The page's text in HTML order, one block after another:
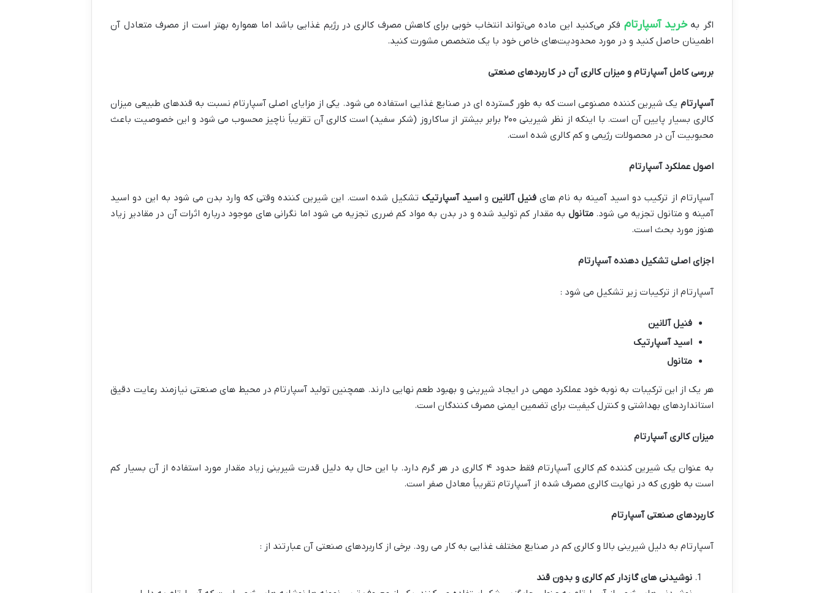
اگر بهخرید آسپارتام فکر می‌کنید این ماده می‌تواند انتخاب خوبی برای کاهش مصرف کالری در رژیم غذایی باشد اما همواره بهتر است از مصرف متعادل آن
اطمینان حاصل کنید و در مورد محدودیت‌های خاص خود با یک متخصص مشورت کنید.
بررسی کامل آسپارتام و میزان کالری آن در کاربردهای صنعتی
آسپارتام یک شیرین کننده مصنوعی است که به طور گسترده ای در صنایع غذایی استفاده می شود. یکی از مزایای اصلی آسپارتام نسبت به قندهای طبیعی میزان
کالری بسیار پایین آن است. با اینکه از نظر شیرینی ۲۰۰ برابر بیشتر از ساکاروز (شکر سفید) است کالری آن تقریباً ناچیز محسوب می شود و این خصوصیت باعث
محبوبیت آن در محصولات رژیمی و کم کالری شده است.
اصول عملکرد آسپارتام
آسپارتام از ترکیب دو اسید آمینه به نام هایفنیل آلانین واسید آسپارتیک تشکیل شده است. این شیرین کننده وقتی که وارد بدن می شود به این دو اسید
آمینه و متانول تجزیه می شود.متانول به مقدار کم تولید شده و در بدن به مواد کم ضرری تجزیه می شود اما نگرانی های موجود درباره اثرات آن در مقادیر زیاد
هنوز مورد بحث است.
اجزای اصلی تشکیل دهنده آسپارتام
آسپارتام از ترکیبات زیر تشکیل می شود :
فنیل آلانین
اسید آسپارتیک
متانول
هر یک از این ترکیبات به نوبه خود عملکرد مهمی در ایجاد شیرینی و بهبود طعم نهایی دارند. همچنین تولید آسپارتام در محیط های صنعتی نیازمند رعایت دقیق
استانداردهای بهداشتی و کنترل کیفیت برای تضمین ایمنی مصرف کنندگان است.
میزان کالری آسپارتام
به عنوان یک شیرین کننده کم کالری آسپارتام فقط حدود ۴ کالری در هر گرم دارد. با این حال به دلیل قدرت شیرینی زیاد مقدار مورد استفاده از آن بسیار کم
است به طوری که در نهایت کالری مصرف شده از آسپارتام تقریباً معادل صفر است.
کاربردهای صنعتی آسپارتام
آسپارتام به دلیل شیرینی بالا و کالری کم در صنایع مختلف غذایی به کار می رود. برخی از کاربردهای صنعتی آن عبارتند از :
نوشیدنی های گازدار کم کالری و بدون قند